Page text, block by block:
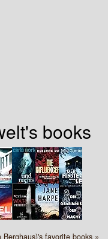
books
favorite books »